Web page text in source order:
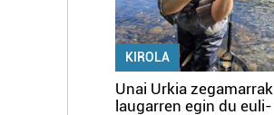
KIROLA
Unai Urkia zegamarrak
laugarren egin du euli-